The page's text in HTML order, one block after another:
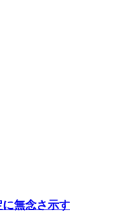
無念さ示す